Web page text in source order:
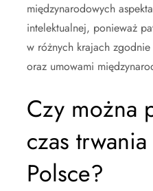
międzynarodowych
intelektualnej, ponieważ
w różnych krajach
oraz umowami
Czy można
czas
Polsce?